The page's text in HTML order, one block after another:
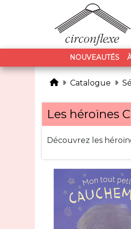
NOUVEAUTÉS
Catalogue
Les héroïnes
Découvrez les